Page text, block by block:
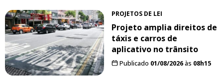
PROJETOS DE LEI
Projeto amplia direitos de
táxis e carros de
aplicativo no trânsito
Publicado 01/08/2026às 08h15